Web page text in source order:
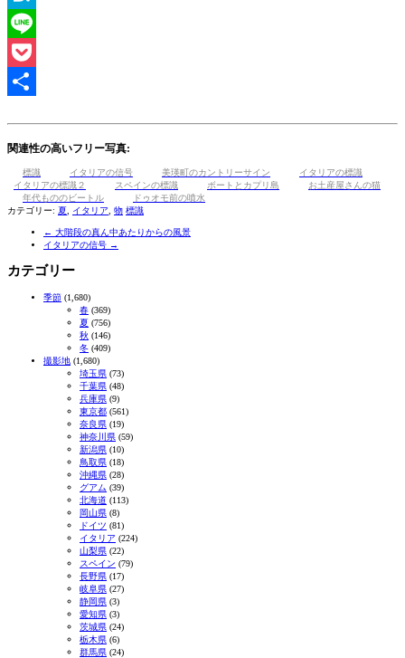
Hatena
Line
Pocket
関連性の高いフリー写真:
標識 イタリアの信号 美瑛町のカントリーサイン
イタリアの標識
イタリアの標識２
スペインの標識 ボートとカプリ島
お土産屋さんの猫
年代もののビートル
ドゥオモ前の噴水
カテゴリー: 夏 イタリア 物 標識
← 大階段の真ん中あたりからの風景
イタリアの信号 →
カテゴリー
季節 (1,680)
春 (369)
夏 (756)
秋 (146)
冬 (409)
撮影地 (1,680)
埼玉県 (73)
千葉県 (48)
兵庫県 (9)
東京都 (561)
奈良県 (19)
神奈川県 (59)
新潟県 (10)
鳥取県 (18)
沖縄県 (28)
グアム (39)
北海道 (113)
岡山県 (8)
ドイツ (81)
イタリア (224)
山梨県 (22)
スペイン (79)
長野県 (17)
岐阜県 (27)
静岡県 (3)
愛知県 (3)
茨城県 (24)
栃木県 (6)
群馬県 (24)